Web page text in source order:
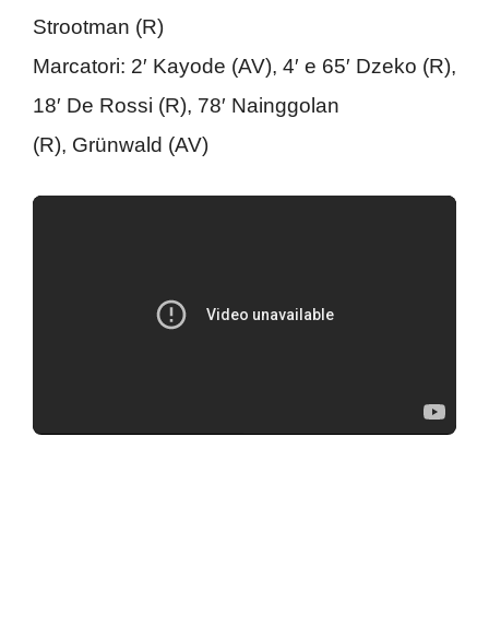
Strootman (R)
Marcatori: 2′ Kayode (AV), 4′ e 65′ Dzeko (R),
18′ De Rossi (R), 78′ Nainggolan
(R), Grünwald (AV)